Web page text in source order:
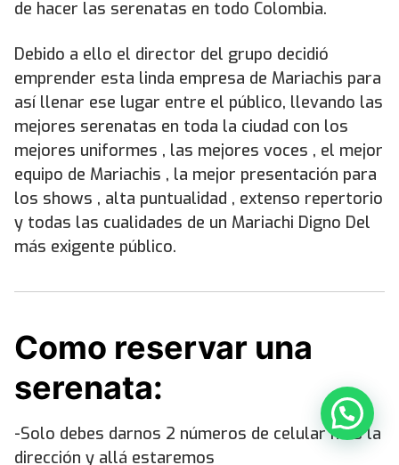
de hacer las serenatas en todo Colombia.
Debido a ello el director del grupo decidió
emprender esta linda empresa de Mariachis para
así llenar ese lugar entre el público, llevando las
mejores serenatas en toda la ciudad con los
mejores uniformes , las mejores voces , el mejor
equipo de Mariachis , la mejor presentación para
los shows , alta puntualidad , extenso repertorio
y todas las cualidades de un Mariachi Digno Del
más exigente público.
Como reservar una
serenata:
-Solo debes darnos 2 números de celular más la
dirección y allá estaremos